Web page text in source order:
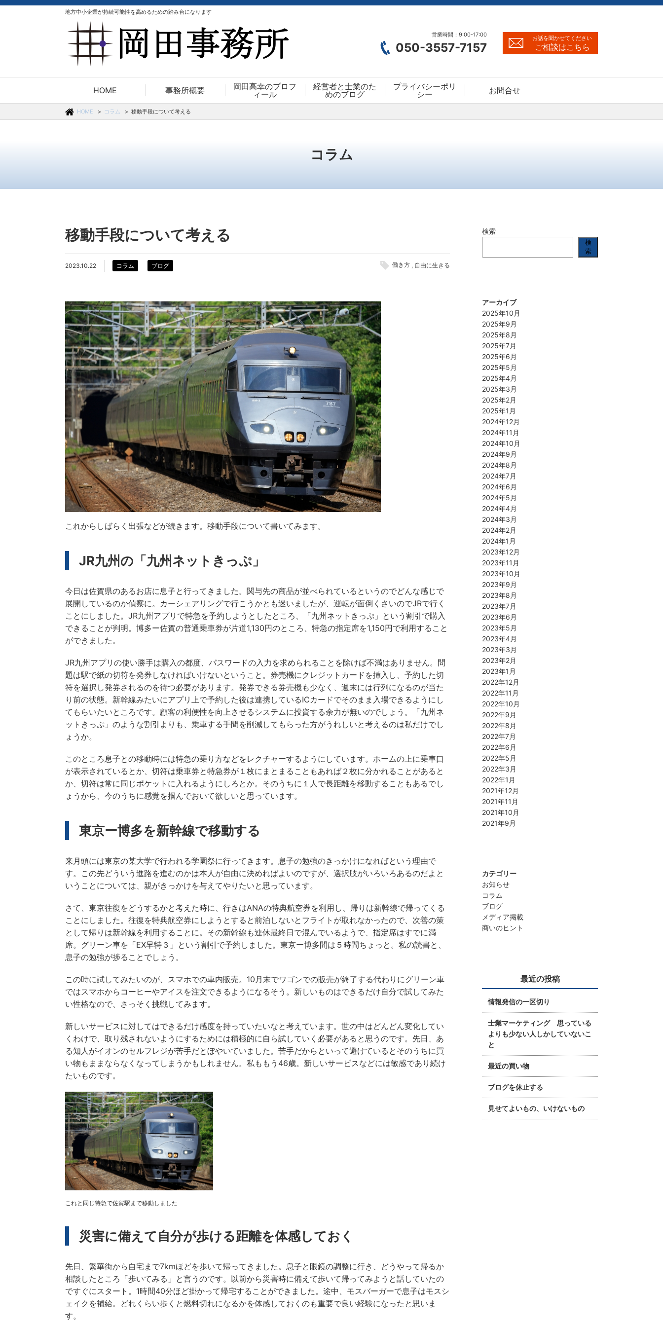
地方中小企業が持続可能性を高めるための踏み台になります
営業時間：9:00-17:00
050-3557-7157
お話を聞かせてください
ご相談はこちら
HOME 事務所概要
岡田高幸のプロフ
ィール
経営者と士業のた
めのブログ
プライバシーポリ
シー
お問合せ
HOME コラム 移動手段について考える
コラム
移動手段について考える
2023.10.22 コラム ブログ 働き方 自由に生きる
これからしばらく出張などが続きます。移動手段について書いてみます。
JR九州の「九州ネットきっぷ」
今日は佐賀県のあるお店に息子と行ってきました。関与先の商品が並べられているというのでどんな感じで
展開しているのか偵察に。カーシェアリングで行こうかとも迷いましたが、運転が面倒くさいのでJRで行く
ことにしました。JR九州アプリで特急を予約しようとしたところ、「九州ネットきっぷ」という割引で購入
できることが判明。博多ー佐賀の普通乗車券が片道1,130円のところ、特急の指定席を1,150円で利用すること
ができました。
JR九州アプリの使い勝手は購入の都度、パスワードの入力を求められることを除けば不満はありません。問
題は駅で紙の切符を発券しなければいけないということ。券売機にクレジットカードを挿入し、予約した切
符を選択し発券されるのを待つ必要があります。発券できる券売機も少なく、週末には行列になるのが当た
り前の状態。新幹線みたいにアプリ上で予約した後は連携しているICカードでそのまま入場できるようにし
てもらいたいところです。顧客の利便性を向上させるシステムに投資する余力が無いのでしょう。「九州ネ
ットきっぷ」のような割引よりも、乗車する手間を削減してもらった方がうれしいと考えるのは私だけでし
ょうか。
このところ息子との移動時には特急の乗り方などをレクチャーするようにしています。ホームの上に乗車口
が表示されているとか、切符は乗車券と特急券が１枚にまとまることもあれば２枚に分かれることがあると
か、切符は常に同じポケットに入れるようにしろとか。そのうちに１人で長距離を移動することもあるでし
ょうから、今のうちに感覚を掴んでおいて欲しいと思っています。
東京ー博多を新幹線で移動する
来月頭には東京の某大学で行われる学園祭に行ってきます。息子の勉強のきっかけになればという理由で
す。この先どういう進路を進むのかは本人が自由に決めればよいのですが、選択肢がいろいろあるのだよと
いうことについては、親がきっかけを与えてやりたいと思っています。
さて、東京往復をどうするかと考えた時に、行きはANAの特典航空券を利用し、帰りは新幹線で帰ってくる
ことにしました。往復を特典航空券にしようとすると前泊しないとフライトが取れなかったので、次善の策
として帰りは新幹線を利用することに。その新幹線も連休最終日で混んでいるようで、指定席はすでに満
席。グリーン車を「EX早特３」という割引で予約しました。東京ー博多間は５時間ちょっと。私の読書と、
息子の勉強が捗ることでしょう。
この時に試してみたいのが、スマホでの車内販売。10月末でワゴンでの販売が終了する代わりにグリーン車
ではスマホからコーヒーやアイスを注文できるようになるそう。新しいものはできるだけ自分で試してみた
い性格なので、さっそく挑戦してみます。
新しいサービスに対してはできるだけ感度を持っていたいなと考えています。世の中はどんどん変化してい
くわけで、取り残されないようにするためには積極的に自ら試していく必要があると思うのです。先日、あ
る知人がイオンのセルフレジが苦手だとぼやいていました。苦手だからといって避けているとそのうちに買
い物もままならなくなってしまうかもしれません。私ももう46歳。新しいサービスなどには敏感であり続け
たいものです。
これと同じ特急で佐賀駅まで移動しました
災害に備えて自分が歩ける距離を体感しておく
先日、繁華街から自宅まで7kmほどを歩いて帰ってきました。息子と眼鏡の調整に行き、どうやって帰るか
相談したところ「歩いてみる」と言うのです。以前から災害時に備えて歩いて帰ってみようと話していたの
ですぐにスタート。1時間40分ほど掛かって帰宅することができました。途中、モスバーガーで息子はモスシ
ェイクを補給。どれくらい歩くと燃料切れになるかを体感しておくのも重要で良い経験になったと思いま
す。
検索
検
索
アーカイブ
2025年10月
2025年9月
2025年8月
2025年7月
2025年6月
2025年5月
2025年4月
2025年3月
2025年2月
2025年1月
2024年12月
2024年11月
2024年10月
2024年9月
2024年8月
2024年7月
2024年6月
2024年5月
2024年4月
2024年3月
2024年2月
2024年1月
2023年12月
2023年11月
2023年10月
2023年9月
2023年8月
2023年7月
2023年6月
2023年5月
2023年4月
2023年3月
2023年2月
2023年1月
2022年12月
2022年11月
2022年10月
2022年9月
2022年8月
2022年7月
2022年6月
2022年5月
2022年3月
2022年1月
2021年12月
2021年11月
2021年10月
2021年9月
カテゴリー
お知らせ
コラム
ブログ
メディア掲載
商いのヒント
最近の投稿
情報発信の一区切り
士業マーケティング 思っている
よりも少ない人しかしていないこ
と
最近の買い物
ブログを休止する
見せてよいもの、いけないもの